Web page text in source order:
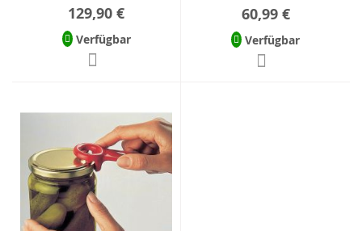
129,90 €
Verfügbar
60,99 €
Verfügbar